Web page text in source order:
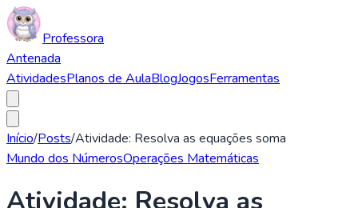
Professora
Antenada
AtividadesPlanos de AulaBlogJogosFerramentas
Início/Posts/Atividade: Resolva as equações soma
Mundo dos NúmerosOperações Matemáticas